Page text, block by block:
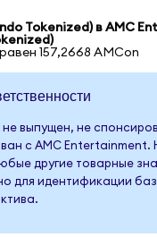
Tokenized) в AMC
157,2668 AMCon
не выпущен, не
с AMC Entertainment.
другие товарные
для идентификации